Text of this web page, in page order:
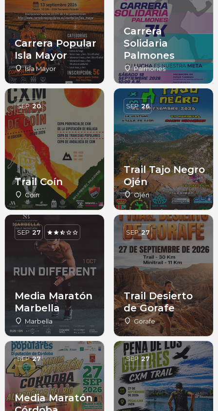
Carrera Popular
Isla Mayor
Isla Mayor
Carrera
Solidaria
Palmones
Palmones
Trail Coín
Coín
SEP 20
Trail Tajo Negro
Ojén
Ojén
SEP 26
Media Maratón
Marbella
Marbella
SEP 27
Trail Desierto
de Gorafe
Gorafe
SEP 27
Media Maratón
SEP 27 SEP 27